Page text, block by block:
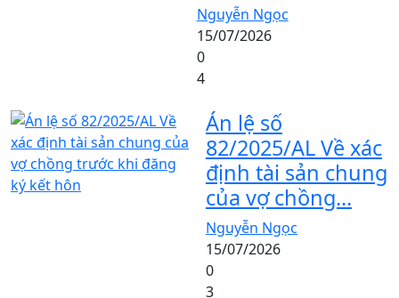
Nguyễn Ngọc
15/07/2026
0
4
Án lệ số
82/2025/AL Về xác
định tài sản chung
của vợ chồng...
Nguyễn Ngọc
15/07/2026
0
3